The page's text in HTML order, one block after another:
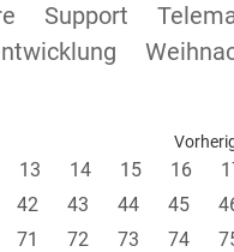
Support
13 14 15 16
42 43 44 45
71 72 73 74